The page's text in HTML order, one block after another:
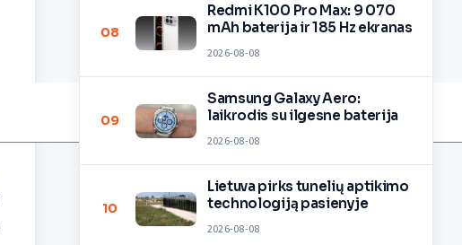
08
Redmi K100 Pro Max: 9 070
mAh baterija ir 185 Hz ekranas
2026-08-08
09
Samsung Galaxy Aero:
laikrodis su ilgesne baterija
2026-08-08
10
Lietuva pirks tunelių aptikimo
technologiją pasienyje
2026-08-08